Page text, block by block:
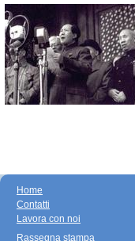
Home
Contatti
Lavora con noi
Rassegna stampa